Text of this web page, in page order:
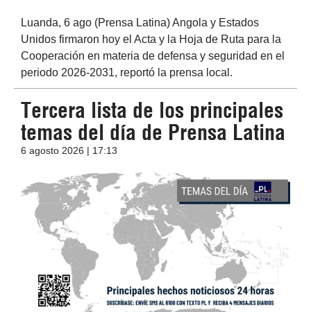
Luanda, 6 ago (Prensa Latina) Angola y Estados
Unidos firmaron hoy el Acta y la Hoja de Ruta para la
Cooperación en materia de defensa y seguridad en el
periodo 2026-2031, reportó la prensa local.
Tercera lista de los principales
temas del día de Prensa Latina
6 agosto 2026 | 17:13